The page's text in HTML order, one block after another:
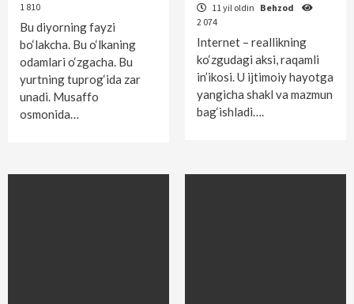
1 810
Bu diyorning fayzi
bo‘lakcha. Bu o‘lkaning
odamlari o‘zgacha. Bu
yurtning tuprog‘ida zar
unadi. Musaffo
osmonida…
11 yil oldin Behzod
2 074
Internet – reallikning
ko‘zgudagi aksi, raqamli
in’ikosi. U ijtimoiy hayotga
yangicha shakl va mazmun
bag‘ishladi….